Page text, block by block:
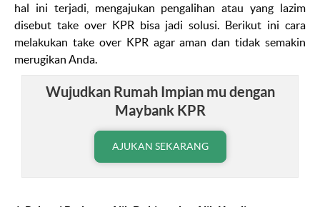
hal ini terjadi, mengajukan pengalihan atau yang lazim
disebut take overKPR bisa jadi solusi. Berikut ini cara
melakukan take overKPR agar aman dan tidak semakin
merugikan Anda.
Wujudkan Rumah Impian mu dengan
Maybank KPR
AJUKAN SEKARANG